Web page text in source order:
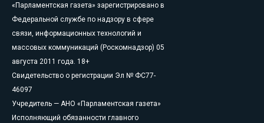
«Парламентская газета» зарегистрировано в
Федеральной службе по надзору в сфере
связи, информационных технологий и
массовых коммуникаций (Роскомнадзор) 05
августа 2011 года. 18+
Свидетельство о регистрации Эл № ФС77-
46097
Учредитель — АНО «Парламентская газета»
Исполняющий обязанности главного